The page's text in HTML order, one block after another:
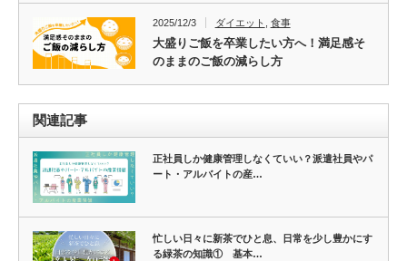
2025/12/3 ダイエット 食事
大盛りご飯を卒業したい方へ！満足感そ
のままのご飯の減らし方
関連記事
正社員しか健康管理しなくていい？派遣社員やパ
ート・アルバイトの産…
忙しい日々に新茶でひと息、日常を少し豊かにす
る緑茶の知識① 基本…